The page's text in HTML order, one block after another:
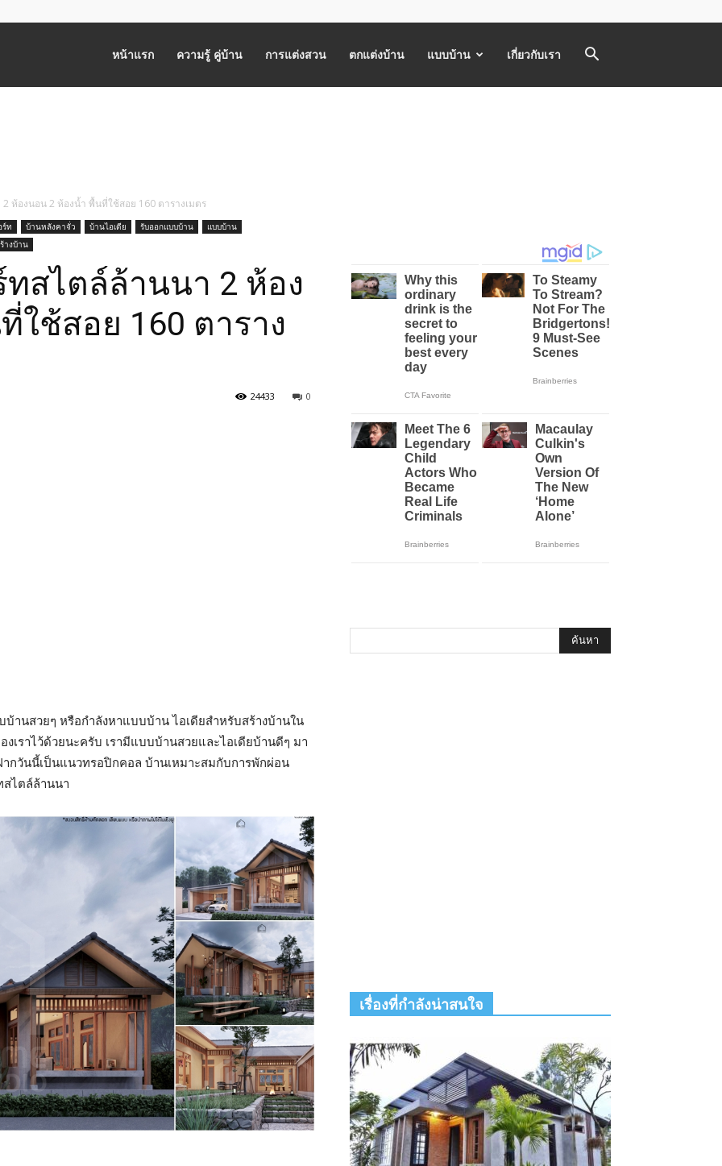
หน้าแรก ความรู้ คู่บ้าน การแต่งสวน ตกแต่งบ้าน แบบบ้าน เกี่ยวกับเรา
ห้องนอน 2 ห้องน้ำ พื้นที่ใช้สอย 160 ตารางเมตร
ร์ท บ้านหลังคาจั่ว บ้านไอเดีย รับออกแบบบ้าน
แบบบ้าน
างบ้าน
สไตล์ล้านนา 2 ห้อง
ช้สอย 160 ตาราง
0
24433
านสวยๆ หรือกำลังหาแบบบ้าน ไอเดียสำหรับสร้างบ้านใน
เราไว้ด้วยนะครับ เรามีแบบบ้านสวยและไอเดียบ้านดีๆ มา
กวันนี้เป็นแนวทรอปิกคอล บ้านเหมาะสมกับการพักผ่อน
สไตล์ล้านนา
เรื่องที่กำลังน่าสนใจ